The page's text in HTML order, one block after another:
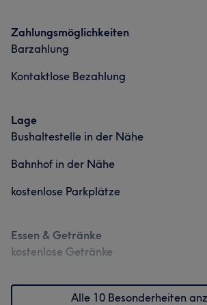
Zahlungsmöglichkeiten
Barzahlung
Kontaktlose Bezahlung
Lage
Bushaltestelle in der Nähe
Bahnhof in der Nähe
kostenlose Parkplätze
Essen & Getränke
kostenlose Getränke
Alle 10 Besonderheiten